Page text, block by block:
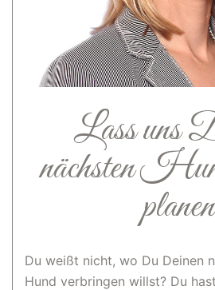
Lass uns
nächsten
planen
Du weißt nicht, wo Du Deinen
Hund verbringen willst? Du